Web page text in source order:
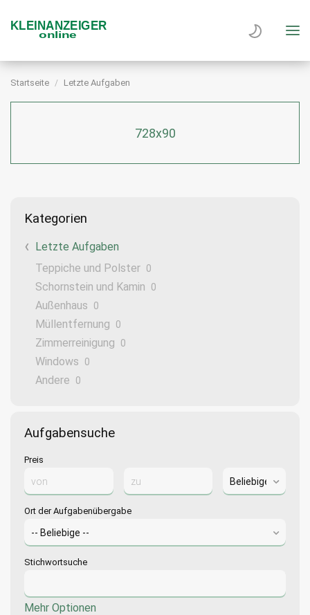
Startseite Letzte Aufgaben
728x90
Kategorien
Letzte Aufgaben
Teppiche und Polster 0
Schornstein und Kamin 0
Außenhaus 0
Müllentfernung 0
Zimmerreinigung 0
Windows 0
Andere 0
Aufgabensuche
Preis
Ort der Aufgabenübergabe
Stichwortsuche
Mehr Optionen